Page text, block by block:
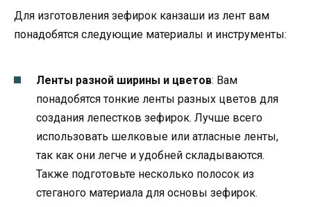
Для изготовления зефирок канзаши из лент вам
понадобятся следующие материалы и инструменты:
Ленты разной ширины и цветов: Вам
понадобятся тонкие ленты разных цветов для
создания лепестков зефирок. Лучше всего
использовать шелковые или атласные ленты,
так как они легче и удобней складываются.
Также подготовьте несколько полосок из
стеганого материала для основы зефирок.